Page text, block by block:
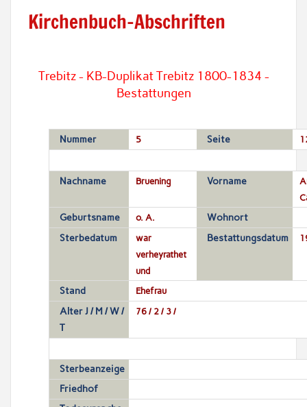
Kirchenbuch-Abschriften
Trebitz - KB-Duplikat Trebitz 1800-1834 -
Bestattungen
Nummer 5 Seite
Nachname Bruening Vorname
Geburtsname o. A.
Wohnort
Sterbedatum
war
verheyrathet
und
Bestattungsdatum
Stand Ehefrau
Alter J / M / W /
T
76 / 2 / 3 /
Sterbeanzeige
Friedhof